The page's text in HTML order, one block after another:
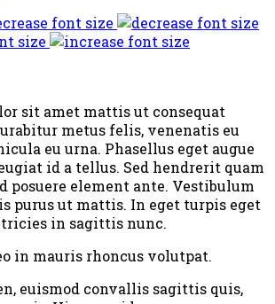
font size
size
sit amet mattis ut consequat
metus felis, venenatis eu
eu urna. Phasellus eget augue
id a tellus. Sed hendrerit quam
posuere element ante. Vestibulum
purus ut mattis. In eget turpis eget
in sagittis nunc.
in mauris rhoncus volutpat.
euismod convallis sagittis quis,